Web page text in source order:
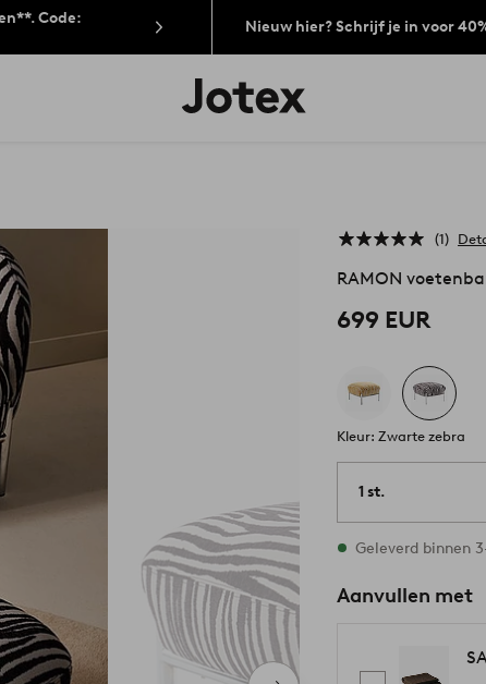
Code:
Nieuw hier? Schrijf je in voor
Jotex
logo
1
RAMON
699 EUR
Kleur: Zwarte zebra
1 st.
Op voorraad
Geleverd binnen
Aanvullen met